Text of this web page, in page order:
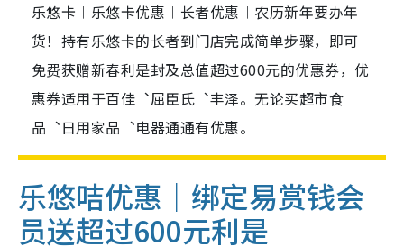
乐悠卡︱乐悠卡优惠︱长者优惠︱农历新年要办年
货！持有乐悠卡的长者到门店完成简单步骤，即可
免费获赠新春利是封及总值超过600元的优惠券，优
惠券适用于百佳︑屈臣氏︑丰泽。无论买超市食
品︑日用家品︑电器通通有优惠。
乐悠咭优惠｜绑定易赏钱会
员送超过600元利是